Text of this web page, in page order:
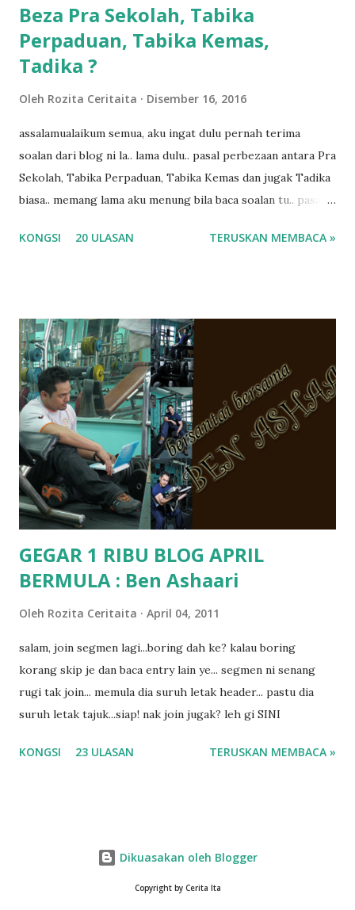
Beza Pra Sekolah, Tabika
Perpaduan, Tabika Kemas,
Tadika ?
Oleh Rozita Ceritaita Disember 16, 2016
assalamualaikum semua, aku ingat dulu pernah terima
soalan dari blog ni la.. lama dulu.. pasal perbezaan antara Pra
Sekolah, Tabika Perpaduan, Tabika Kemas dan jugak Tadika
biasa.. memang lama aku menung bila baca soalan tu.. pasal
ko.. masa tu aku baru je ada anak sorang dan aku hentam je
tanya sapa-sapa pun masa tu.. bila fikir-fikirkan balik terasa
jugak masa alahai teruknya kami sebagai ibubapa.. dan kami
terasa jugak semakin teruk bila abg long dah masuk 2 tahun
kat salah satu tadika swasta ni.. tapi nampaknya kenal huruf
pun tak tau.. pengsan aku bila ingat balik.. aku mula fikir
mungkin sebab abg long sendiri jenis budak yang ada
masalah dyslexia.. tapi minor la.. nanti la aku cerita pasal
dyslexia tu.. lepas tu kami buat keputusan pu...
KONGSI 20 ULASAN TERUSKAN MEMBACA »
GEGAR 1 RIBU BLOG APRIL
BERMULA : Ben Ashaari
Oleh Rozita Ceritaita April 04, 2011
salam, join segmen lagi...boring dah ke? kalau boring
korang skip je dan baca entry lain ye... segmen ni senang
rugi tak join... memula dia suruh letak header... pastu dia
suruh letak tajuk...siap! nak join jugak? leh gi SINI
KONGSI 23 ULASAN TERUSKAN MEMBACA »
Dikuasakan oleh Blogger
Copyright by Cerita Ita